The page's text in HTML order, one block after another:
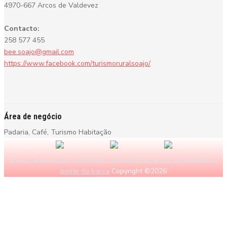
4970-667 Arcos de Valdevez
Contacto:
258 577 455
bee.soajo@gmail.com
https://www.facebook.com/turismoruralsoajo/
Área de negócio
Padaria, Café, Turismo Habitação
aciab - associação comercial e industrial de arcos de valdevez e
ponte da barca Copyright ©2026